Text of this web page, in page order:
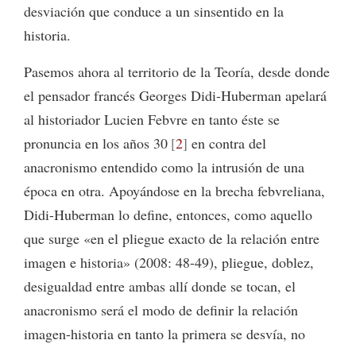
desviación que conduce a un sinsentido en la
historia.
Pasemos ahora al territorio de la Teoría, desde donde
el pensador francés Georges Didi-Huberman apelará
al historiador Lucien Febvre en tanto éste se
pronuncia en los años 30 2 en contra del
anacronismo entendido como la intrusión de una
época en otra. Apoyándose en la brecha febvreliana,
Didi-Huberman lo define, entonces, como aquello
que surge «en el pliegue exacto de la relación entre
imagen e historia» (2008: 48-49), pliegue, doblez,
desigualdad entre ambas allí donde se tocan, el
anacronismo será el modo de definir la relación
imagen-historia en tanto la primera se desvía, no